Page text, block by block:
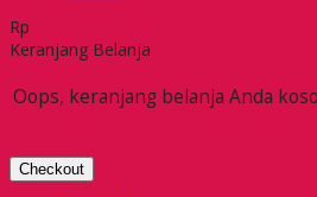
Rp
Keranjang Belanja
Oops, keranjang belanja Anda
Checkout